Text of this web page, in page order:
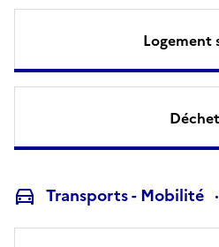
Logement
Transports - Mobilité